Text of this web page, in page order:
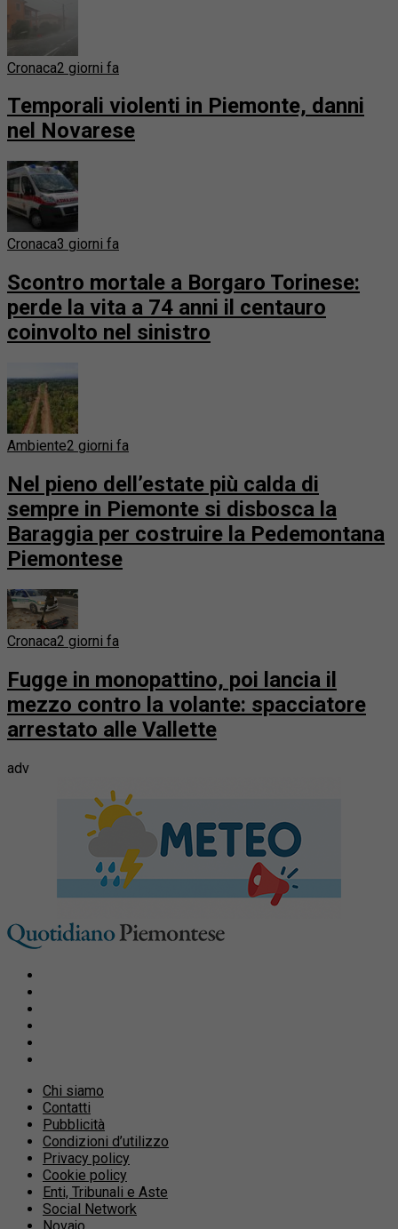
Cronaca2 giorni fa
Temporali violenti in Piemonte, danni
nel Novarese
Cronaca3 giorni fa
Scontro mortale a Borgaro Torinese:
perde la vita a 74 anni il centauro
coinvolto nel sinistro
Ambiente2 giorni fa
Nel pieno dell’estate più calda di
sempre in Piemonte si disbosca la
Baraggia per costruire la Pedemontana
Piemontese
Cronaca2 giorni fa
Fugge in monopattino, poi lancia il
mezzo contro la volante: spacciatore
arrestato alle Vallette
adv
Chi siamo
Contatti
Pubblicità
Condizioni d’utilizzo
Privacy policy
Cookie policy
Enti, Tribunali e Aste
Social Network